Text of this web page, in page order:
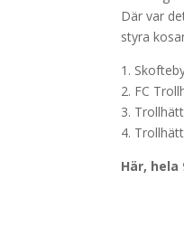
Där var
styra
1.
2. FC
3.
4.
Här,